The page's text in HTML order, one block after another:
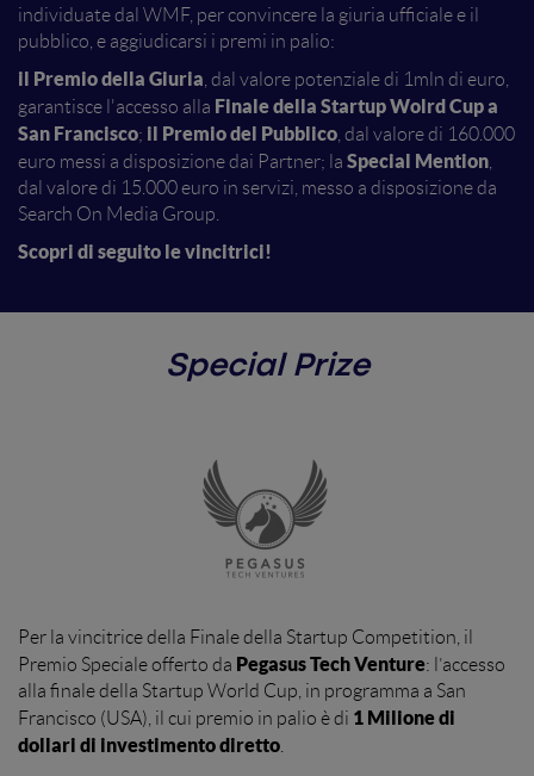
individuate dal WMF, per convincere la giuria ufficiale e il
pubblico, e aggiudicarsi i premi in palio:
il Premio della Giuria , dal valore potenziale di 1mln di euro,
garantisce l'accesso alla Finale della Startup Wolrd Cup a
San Francisco; il Premio del Pubblico , dal valore di 160.000
euro messi a disposizione dai Partner; la Special Mention
dal valore di 15.000 euro in servizi, messo a disposizione da
Search On Media Group.
Scopri di seguito le vincitrici!
Special Prize
Per la vincitrice della Finale della Startup Competition, il
Premio Speciale offerto da Pegasus Tech Venture: l’accesso
alla finale della Startup World Cup, in programma a San
Francisco (USA), il cui premio in palio è di 1 Milione di
dollari di investimento diretto